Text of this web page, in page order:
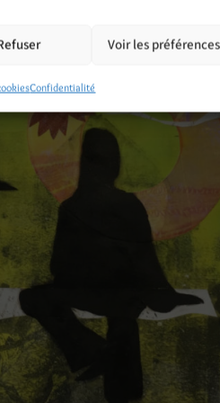
Voir les préférences
Confidentialité